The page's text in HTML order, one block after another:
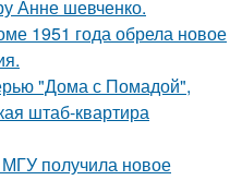
Анне шевченко.
1951 года обрела новое
"Дома с Помадой",
штаб-квартира
получила новое